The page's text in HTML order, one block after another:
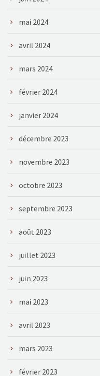
mai 2024
avril 2024
mars 2024
février 2024
janvier 2024
décembre 2023
novembre 2023
octobre 2023
septembre 2023
août 2023
juillet 2023
juin 2023
mai 2023
avril 2023
mars 2023
février 2023